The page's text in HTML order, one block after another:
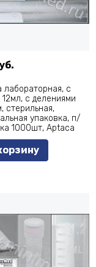
лабораторная, с
с делениями
стерильная,
упаковка, п/
1000шт, Aptaca